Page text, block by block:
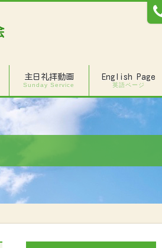
主日礼拝動画
Sunday Service
English Page
英語ページ